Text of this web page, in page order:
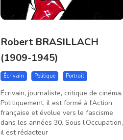
Robert BRASILLACH
(1909-1945)
Écrivain Politique Portrait
Écrivain, journaliste, critique de cinéma.
Politiquement, il est formé à l’Action
française et évolue vers le fascisme
dans les années 30. Sous l’Occupation,
il est rédacteur